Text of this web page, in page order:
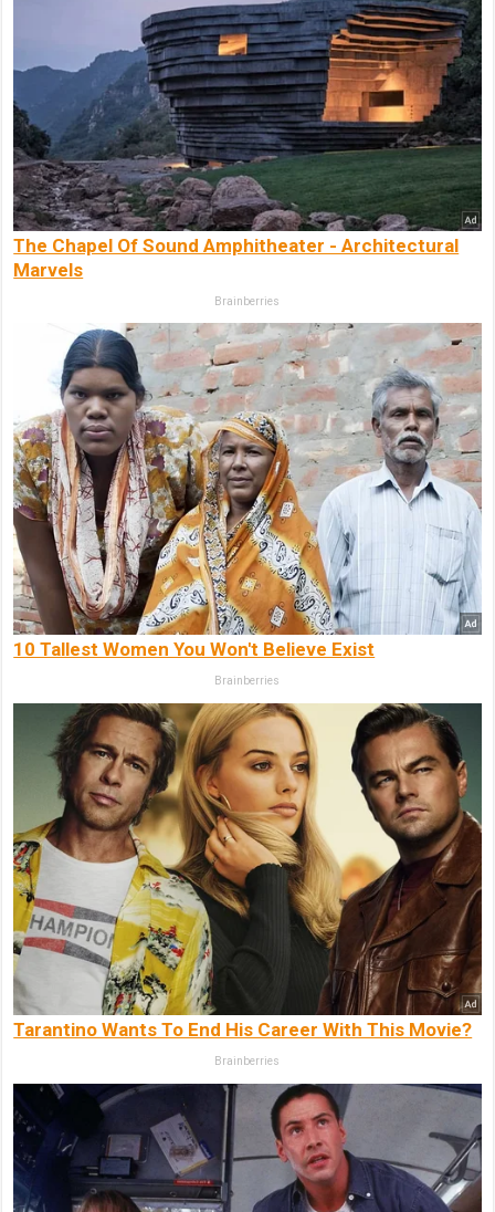
The Chapel Of Sound Amphitheater - Architectural
Marvels
Brainberries
10 Tallest Women You Won't Believe Exist
Brainberries
Tarantino Wants To End His Career With This Movie?
Brainberries